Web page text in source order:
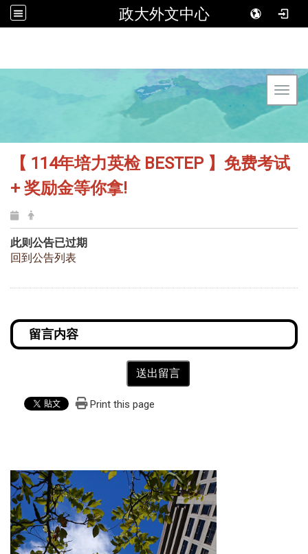
政大外文中心
【 114年培力英检 BESTEP 】 免费考试
+ 奖励金等你拿!
此则公告已过期
回到公告列表
送出留言
Print this page